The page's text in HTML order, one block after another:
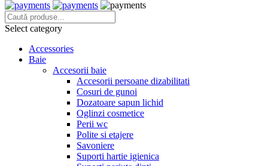
Select category
Accessories
Baie
Accesorii baie
Accesorii persoane dizabilitati
Cosuri de gunoi
Dozatoare sapun lichid
Oglinzi cosmetice
Perii wc
Polite si etajere
Savoniere
Suporti hartie igienica